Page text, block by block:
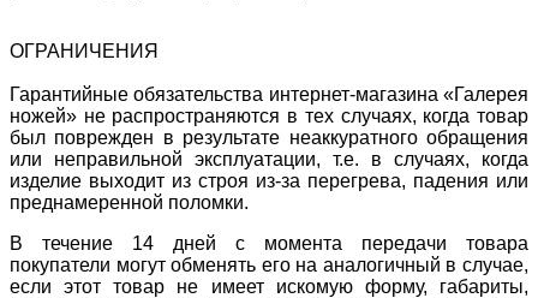
ОГРАНИЧЕНИЯ
Гарантийные обязательства интернет-магазина «Галерея
ножей» не распространяются в тех случаях, когда товар
был поврежден в результате неаккуратного обращения
или неправильной эксплуатации, т.е. в случаях, когда
изделие выходит из строя из-за перегрева, падения или
преднамеренной поломки.
В течение 14 дней с момента передачи товара
покупатели могут обменять его на аналогичный в случае,
если этот товар не имеет искомую форму, габариты,